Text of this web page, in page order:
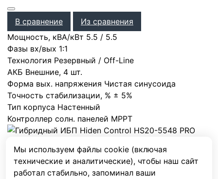
Мы используем файлы cookie (включая
технические и аналитические), чтобы наш сайт
работал стабильно, запоминал ваши
В сравнение
Из сравнения
Мощность, кВА/кВт 5.5 / 5.5
Фазы вх/вых 1:1
Технология Резервный / Off-Line
АКБ Внешние, 4 шт.
Форма вых. напряжения Чистая синусоида
Точность стабилизации, % ± 5%
Тип корпуса Настенный
Контроллер солн. панелей MPPT
Гибридный ИБП Hiden Control HS20-5548 PRO (HV)
5200 ВтHiDEN